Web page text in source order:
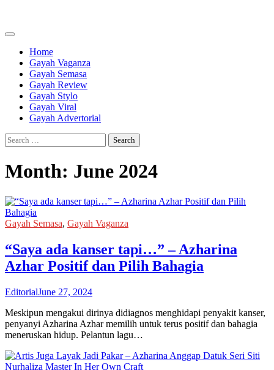
content
Home
Gayah Vaganza
Gayah Semasa
Gayah Review
Gayah Stylo
Gayah Viral
Gayah Advertorial
Search
for:
Month: June 2024
Gayah Semasa, Gayah Vaganza
“Saya ada kanser tapi…” – Azharina
Azhar Positif dan Pilih Bahagia
EditorialJune 27, 2024
Meskipun mengakui dirinya didiagnos menghidapi penyakit kanser,
penyanyi Azharina Azhar memilih untuk terus positif dan bahagia
meneruskan hidup. Pelantun lagu…